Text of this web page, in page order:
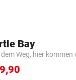
Bay
Weg, hier kommen